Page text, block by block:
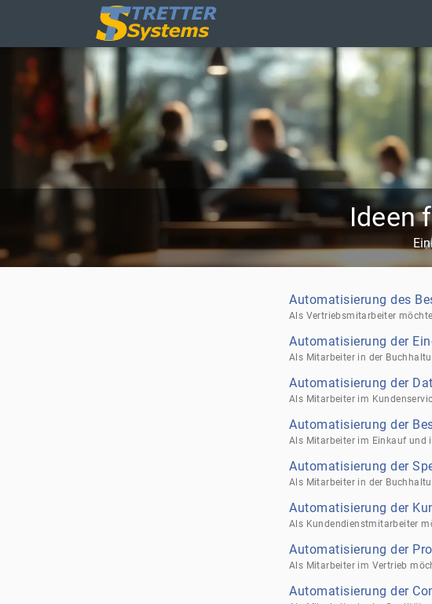
Ideen
Automatisierung des
Automatisierung der
Automatisierung der
Automatisierung der
Automatisierung der
Automatisierung der
Automatisierung der
Automatisierung der